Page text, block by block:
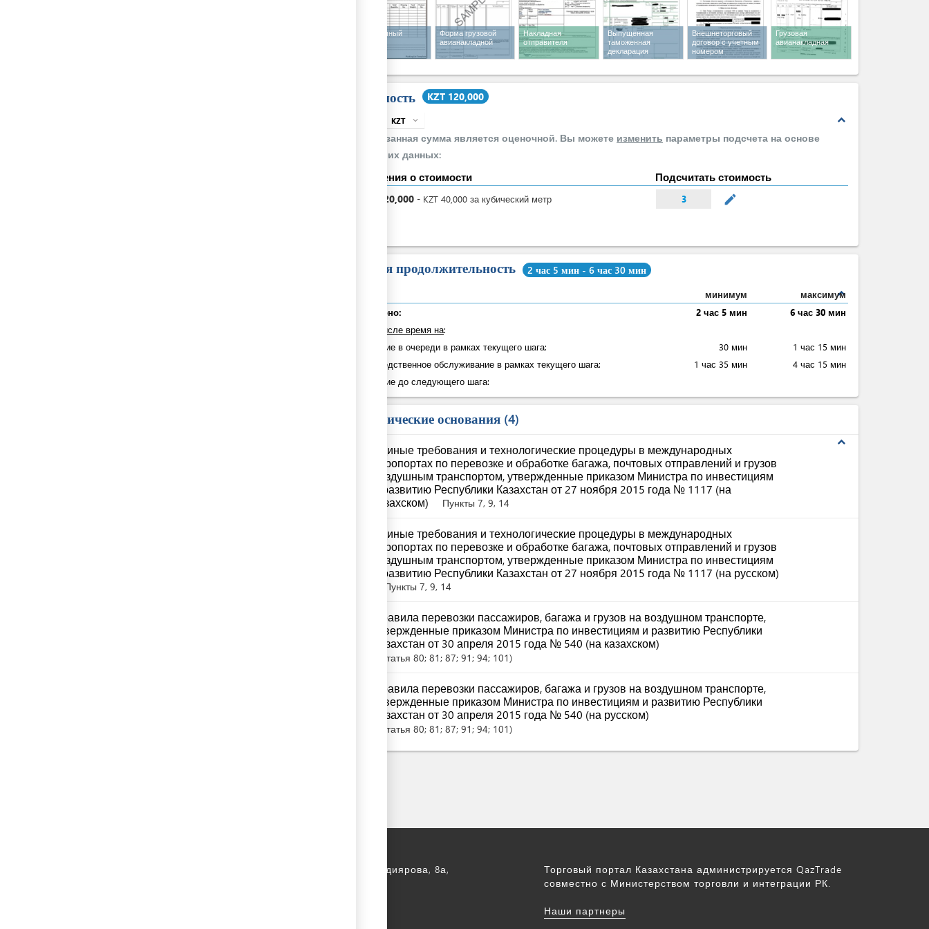
Упаковочный
Форма грузовой
авианакладной
Накладная
отправителя
Выпущенная
таможенная
декларация
Внешнеторговый
договор с учетным
номером
Грузовая
авианакладная
Стоимость KZT 120,000
expand_less
KZT expand_more
Указанная сумма является оценочной. Вы можете изменить параметры подсчета на основе
своих данных:
Сведения о стоимости Подсчитать стоимость
120,000 - KZT 40,000 за кубический метр 3 mode_edit
Общая продолжительность 2 час 5 мин - 6 час 30 мин
expand_less
минимум
максимум
Суммарно:
2 час 5 мин
6 час 30 мин
в том числе время на:
Ожидание в очереди в рамках текущего шага:
30 мин
1 час 15 мин
Непосредственное обслуживание в рамках текущего шага:
1 час 35 мин
4 час 15 мин
Ожидание до следующего шага:
Юридические основания 4
expand_less
Единые требования и технологические процедуры в международных
аэропортах по перевозке и обработке багажа, почтовых отправлений и грузов
воздушным транспортом, утвержденные приказом Министра по инвестициям
и развитию Республики Казахстан от 27 ноября 2015 года № 1117 (на
казахском)
Пункты 7, 9, 14
Единые требования и технологические процедуры в международных
аэропортах по перевозке и обработке багажа, почтовых отправлений и грузов
воздушным транспортом, утвержденные приказом Министра по инвестициям
и развитию Республики Казахстан от 27 ноября 2015 года № 1117 (на русском)
Пункты 7, 9, 14
Правила перевозки пассажиров, багажа и грузов на воздушном транспорте,
утвержденные приказом Министра по инвестициям и развитию Республики
Казахстан от 30 апреля 2015 года № 540 (на казахском)
Статья 80; 81; 87; 91; 94; 101
Правила перевозки пассажиров, багажа и грузов на воздушном транспорте,
утвержденные приказом Министра по инвестициям и развитию Республики
Казахстан от 30 апреля 2015 года № 540 (на русском)
Статья 80; 81; 87; 91; 94; 101
г. Астана, ул. С. Асфендиярова, 8а,
Торговый портал Казахстана администрируется QazTrade
совместно с Министерством торговли и интеграции РК.
Наши партнеры